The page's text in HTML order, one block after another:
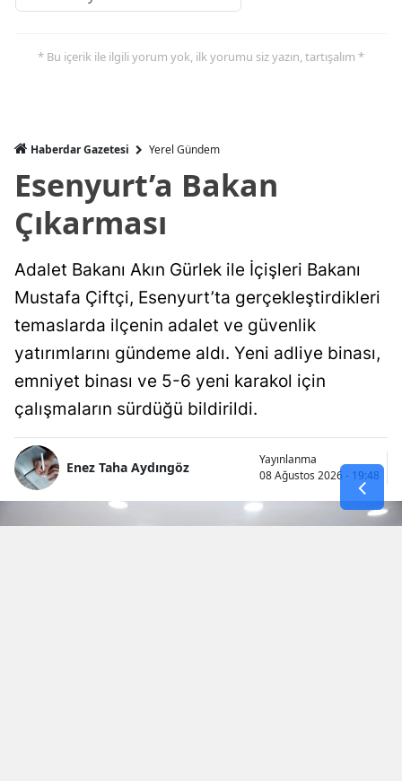
* Bu içerik ile ilgili yorum yok, ilk yorumu siz yazın, tartışalım *
Haberdar Gazetesi Yerel Gündem
Esenyurt’a Bakan
Çıkarması
Adalet Bakanı Akın Gürlek ile İçişleri Bakanı
Mustafa Çiftçi, Esenyurt’ta gerçekleştirdikleri
temaslarda ilçenin adalet ve güvenlik
yatırımlarını gündeme aldı. Yeni adliye binası,
emniyet binası ve 5-6 yeni karakol için
çalışmaların sürdüğü bildirildi.
Enez Taha Aydıngöz
Yayınlanma
08 Ağustos 2026 - 19:48